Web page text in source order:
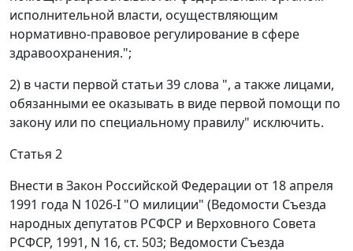
исполнительной власти, осуществляющим
нормативно-правовое регулирование в сфере
здравоохранения.";
2) в части первой статьи 39 слова ", а также лицами,
обязанными ее оказывать в виде первой помощи по
закону или по специальному правилу" исключить.
Статья 2
Внести в Закон Российской Федерации от 18 апреля
1991 года N 1026-I "О милиции" (Ведомости Съезда
народных депутатов РСФСР и Верховного Совета
РСФСР, 1991, N 16, ст. 503; Ведомости Съезда